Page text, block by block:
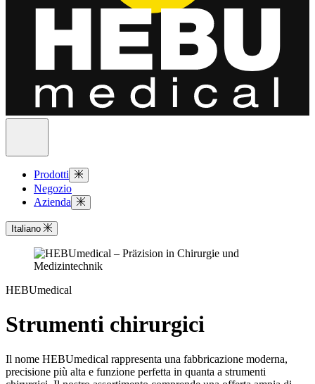
Prodotti
Negozio
Azienda
Italiano
HEBUmedical
Strumenti chirurgici
Il nome HEBUmedical rappresenta una fabbricazione moderna,
precisione più alta e funzione perfetta in quanta a strumenti